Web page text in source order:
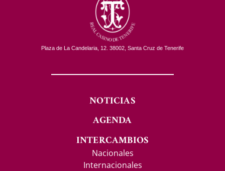
Plaza de La Candelaria, 12. 38002, Santa Cruz de Tenerife
NOTICIAS
AGENDA
INTERCAMBIOS
Nacionales
Internacionales